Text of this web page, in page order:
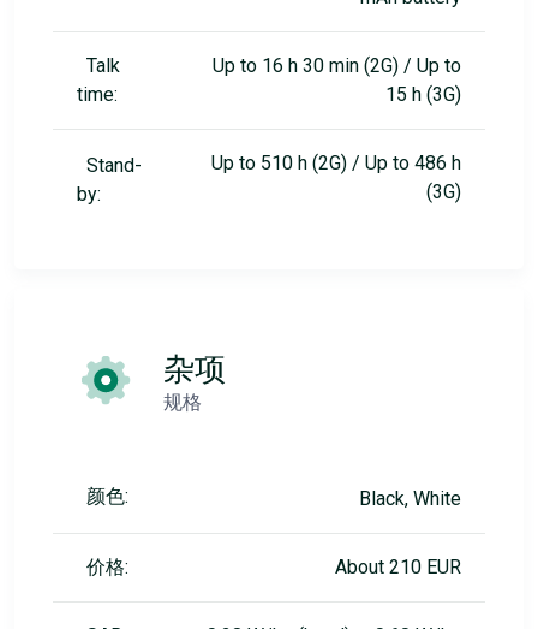
Talk
time:
Up to 16 h 30 min (2G) / Up to
15 h (3G)
Stand-
by:
Up to 510 h (2G) / Up to 486 h
(3G)
杂项
规格
颜色: Black, White
价格: About 210 EUR